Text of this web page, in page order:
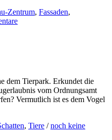
Zentrum, Fassaden,
dem Tierpark. Erkundet die
vom Ordnungsamt
Vermutlich ist es dem Vogel
, Tiere /noch keine